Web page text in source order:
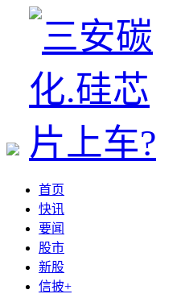
首页
快讯
要闻
股市
新股
信披+